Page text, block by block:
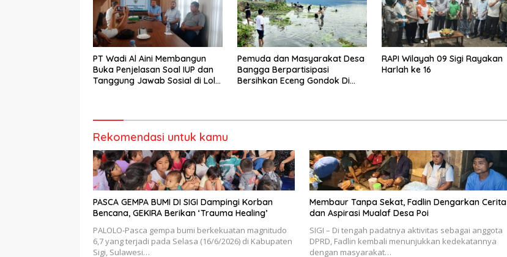
PT Wadi Al Aini Membangun
Buka Penjelasan Soal IUP dan
Tanggung Jawab Sosial di Loli
Pemuda dan Masyarakat Desa
Bangga Berpartisipasi
Bersihkan Eceng Gondok Di
RAPI Wilayah 09 Sigi Rayakan
Harlah ke 16
Rekomendasi untuk kamu
PASCA GEMPA BUMI DI SIGI Dampingi Korban
Bencana, GEKIRA Berikan ‘Trauma Healing’
PALOLO-Pasca gempa bumi berkekuatan magnitudo
6,7 yang terjadi pada Selasa (16/6/2026) di Kabupaten
Sigi, Sulawesi…
Membaur Tanpa Sekat, Fadlin Dengarkan Cerita
dan Aspirasi Mualaf Desa Poi
SIGI – Di tengah padatnya aktivitas sebagai anggota
DPRD, Fadlin kembali menunjukkan kedekatannya
dengan masyarakat…